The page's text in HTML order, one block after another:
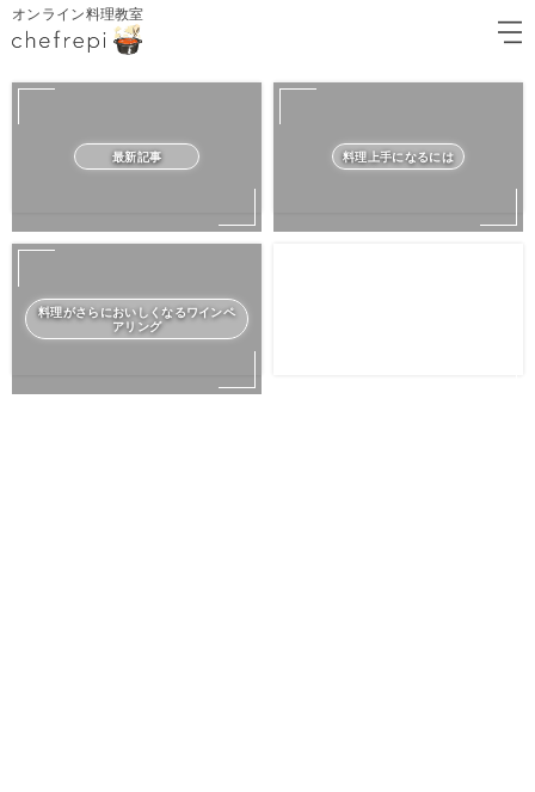
オンライン料理教室
最新記事 料理上手になるには
料理がさらにおいしくなるワインペ
アリング